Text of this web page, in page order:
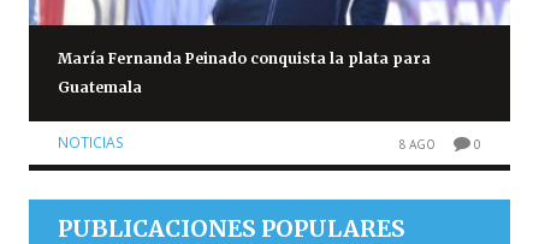
María Fernanda Peinado conquista la plata para
Guatemala
NOTICIAS 8 AGO 0
PUBLICACIONES POPULARES